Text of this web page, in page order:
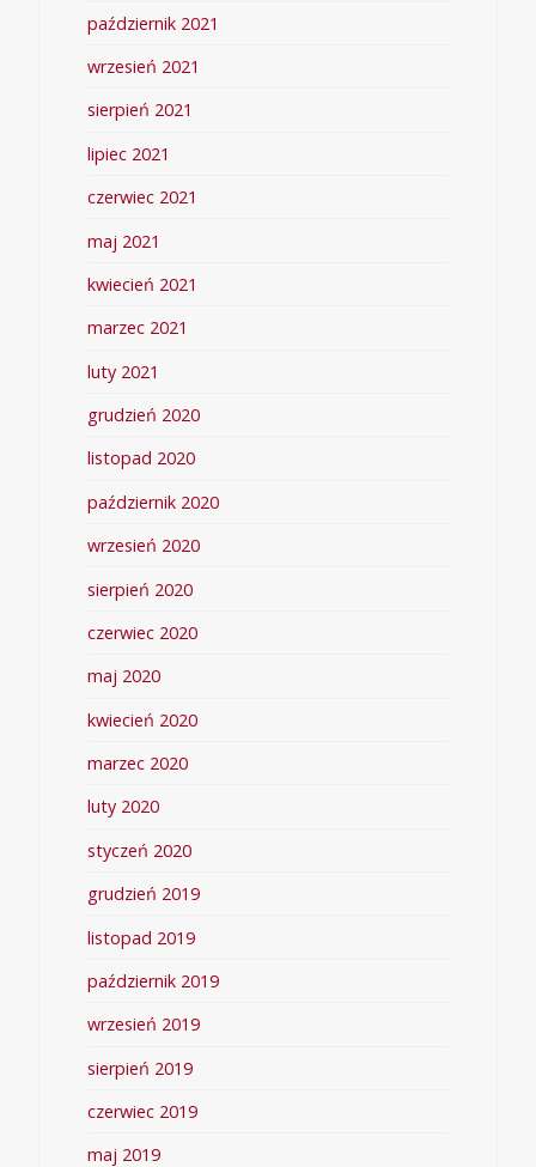
październik 2021
wrzesień 2021
sierpień 2021
lipiec 2021
czerwiec 2021
maj 2021
kwiecień 2021
marzec 2021
luty 2021
grudzień 2020
listopad 2020
październik 2020
wrzesień 2020
sierpień 2020
czerwiec 2020
maj 2020
kwiecień 2020
marzec 2020
luty 2020
styczeń 2020
grudzień 2019
listopad 2019
październik 2019
wrzesień 2019
sierpień 2019
czerwiec 2019
maj 2019